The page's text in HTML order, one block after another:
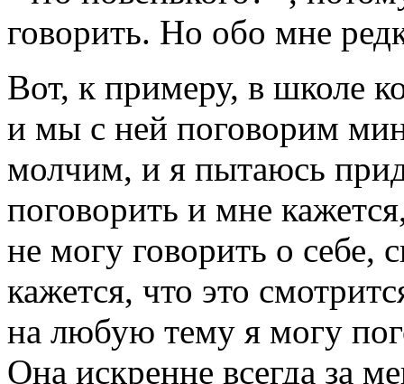
говорить. Но обо мне
Вот, к примеру, в школе
и мы с ней поговорим
молчим, и я пытаюсь
поговорить и мне
не могу говорить о себе,
кажется, что это
на любую тему я могу
Она искренне всегда за